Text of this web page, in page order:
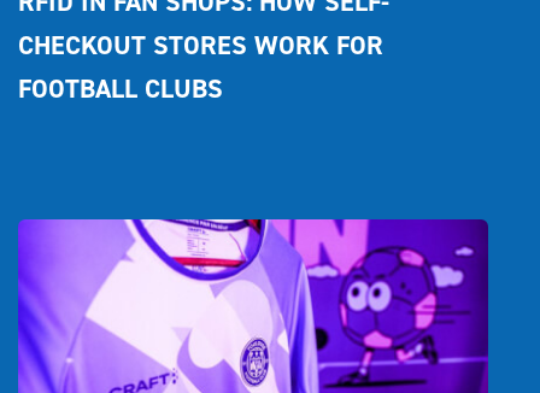
CHECKOUT STORES WORK FOR
FOOTBALL CLUBS